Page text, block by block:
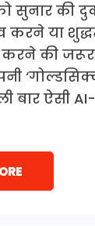
सुनार की
करने या
की
बार ऐसी AI-